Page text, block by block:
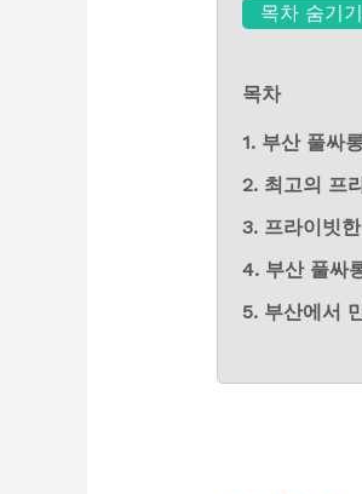
목차 숨기
목차
1. 부산 풀싸
2. 최고의 프
3. 프라이빗
4. 부산 풀싸
5. 부산에서